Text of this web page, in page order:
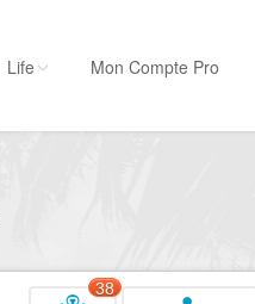
Life Mon Compte Pro
38